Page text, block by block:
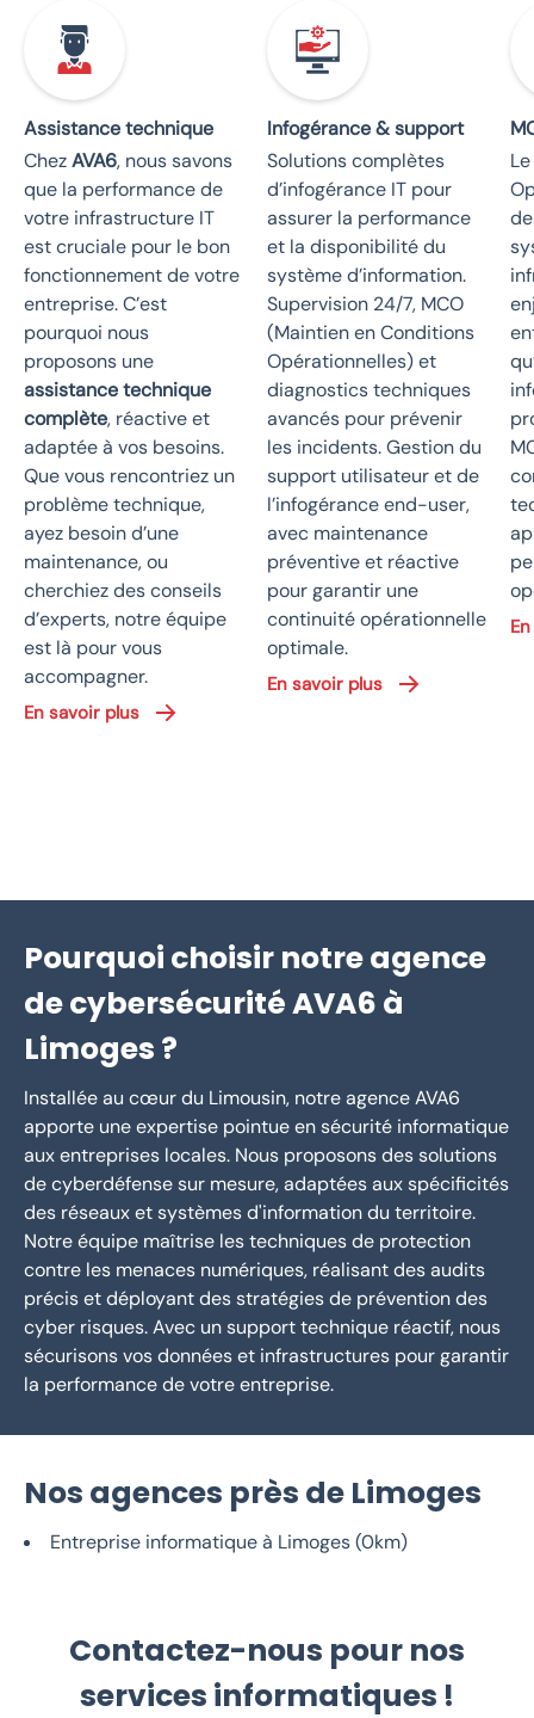
Assistance technique
ChezAVA6, nous savons
que la performance de
votre infrastructure IT
est cruciale pour le bon
fonctionnement de votre
entreprise. C’est
pourquoi nous
proposons une
assistance technique
complète, réactive et
adaptée à vos besoins.
Que vous rencontriez un
problème technique,
ayez besoin d’une
maintenance, ou
cherchiez des conseils
d’experts, notre équipe
est là pour vous
accompagner.
En savoir plus
Infogérance & support
Solutions complètes
d’infogérance IT pour
assurer la performance
et la disponibilité du
système d’information.
Supervision 24/7, MCO
(Maintien en Conditions
Opérationnelles) et
diagnostics techniques
avancés pour prévenir
les incidents. Gestion du
support utilisateur et de
l’infogérance end-user,
avec maintenance
préventive et réactive
pour garantir une
continuité opérationnelle
optimale.
En savoir plus
Pourquoi choisir notre agence
de cybersécurité AVA6 à
Limoges ?
Installée au cœur du Limousin, notre agence AVA6
apporte une expertise pointue en sécurité informatique
aux entreprises locales. Nous proposons des solutions
de cyberdéfense sur mesure, adaptées aux spécificités
des réseaux et systèmes d'information du territoire.
Notre équipe maîtrise les techniques de protection
contre les menaces numériques, réalisant des audits
précis et déployant des stratégies de prévention des
cyber risques. Avec un support technique réactif, nous
sécurisons vos données et infrastructures pour garantir
la performance de votre entreprise.
Nos agences près de Limoges
Entreprise informatique à Limoges (0km)
Contactez-nous pour nos
services informatiques !